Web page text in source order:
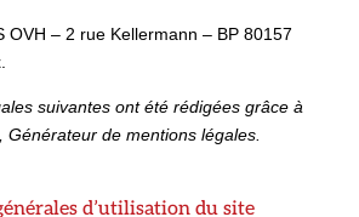
OVH – 2 rue Kellermann – BP 80157
suivantes ont été rédigées grâce à
, Générateur de mentions légales.
d’utilisation du site